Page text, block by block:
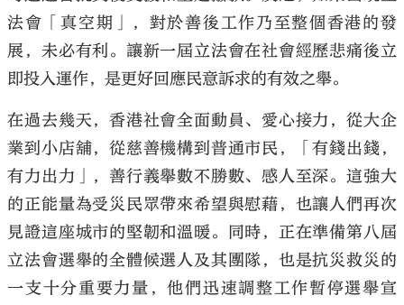
法會「真空期」，對於善後工作乃至整個香港的發
展，未必有利。讓新一屆立法會在社會經歷悲痛後立
即投入運作，是更好回應民意訴求的有效之舉。
在過去幾天，香港社會全面動員、愛心接力，從大企
業到小店舖，從慈善機構到普通市民，「有錢出錢，
有力出力」，善行義舉數不勝數、感人至深。這強大
的正能量為受災民眾帶來希望與慰藉，也讓人們再次
見證這座城市的堅韌和溫暖。同時，正在準備第八屆
立法會選舉的全體候選人及其團隊，也是抗災救災的
一支十分重要力量，他們迅速調整工作暫停選舉宣